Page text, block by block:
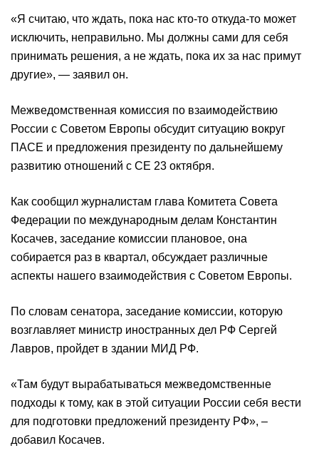
«Я считаю, что ждать, пока нас кто-то откуда-то может
исключить, неправильно. Мы должны сами для себя
принимать решения, а не ждать, пока их за нас примут
другие», — заявил он.
Межведомственная комиссия по взаимодействию
России с Советом Европы обсудит ситуацию вокруг
ПАСЕ и предложения президенту по дальнейшему
развитию отношений с СЕ 23 октября.
Как сообщил журналистам глава Комитета Совета
Федерации по международным делам Константин
Косачев, заседание комиссии плановое, она
собирается раз в квартал, обсуждает различные
аспекты нашего взаимодействия с Советом Европы.
По словам сенатора, заседание комиссии, которую
возглавляет министр иностранных дел РФ Сергей
Лавров, пройдет в здании МИД РФ.
«Там будут вырабатываться межведомственные
подходы к тому, как в этой ситуации России себя вести
для подготовки предложений президенту РФ», –
добавил Косачев.